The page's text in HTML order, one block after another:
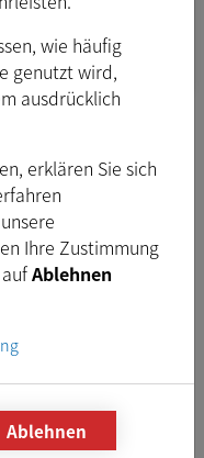
Imaging
wie häufig
genutzt wird,
ausdrücklich
erklären Sie sich
Ihre Zustimmung
Ablehnen
Ablehnen